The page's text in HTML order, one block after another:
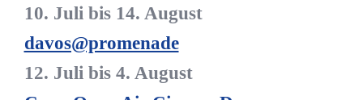
10. Juli bis 14. August
davos@promenade
12. Juli bis 4. August